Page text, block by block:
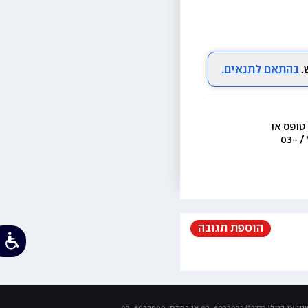
בהתאם לתנאים.
טופס
  או בת.ד 438 ראשון לציון או בטל׳  3733* / 03-
הוספת תגובה